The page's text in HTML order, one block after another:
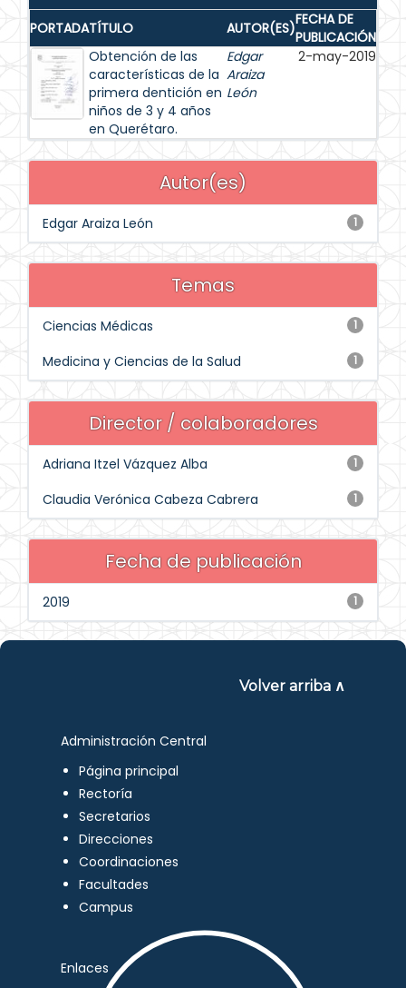
PORTADATÍTULO AUTOR(ES)FECHA DE
PUBLICACIÓN
Obtención de las
características de la
primera dentición en
niños de 3 y 4 años
en Querétaro.
Edgar
Araiza
León
2-may-2019
Autor(es)
1
Edgar Araiza León
Temas
1
Ciencias Médicas
1
Medicina y Ciencias de la Salud
Director / colaboradores
1
Adriana Itzel Vázquez Alba
1
Claudia Verónica Cabeza Cabrera
Fecha de publicación
1
2019
Volver arriba ∧
Administración Central
Página principal
Rectoría
Secretarios
Direcciones
Coordinaciones
Facultades
Campus
Enlaces